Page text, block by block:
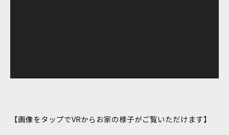
【画像をタップでVRからお家の様子がご覧いただけます】